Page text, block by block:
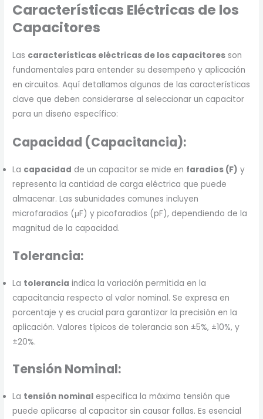
Características Eléctricas de los
Capacitores
Las características eléctricas de los capacitores son
fundamentales para entender su desempeño y aplicación
en circuitos. Aquí detallamos algunas de las características
clave que deben considerarse al seleccionar un capacitor
para un diseño específico:
Capacidad (Capacitancia):
La capacidad de un capacitor se mide en faradios (F) y
representa la cantidad de carga eléctrica que puede
almacenar. Las subunidades comunes incluyen
microfaradios (μF) y picofaradios (pF), dependiendo de la
magnitud de la capacidad.
Tolerancia:
La tolerancia indica la variación permitida en la
capacitancia respecto al valor nominal. Se expresa en
porcentaje y es crucial para garantizar la precisión en la
aplicación. Valores típicos de tolerancia son ±5%, ±10%, y
±20%.
Tensión Nominal:
La tensión nominal especifica la máxima tensión que
puede aplicarse al capacitor sin causar fallas. Es esencial